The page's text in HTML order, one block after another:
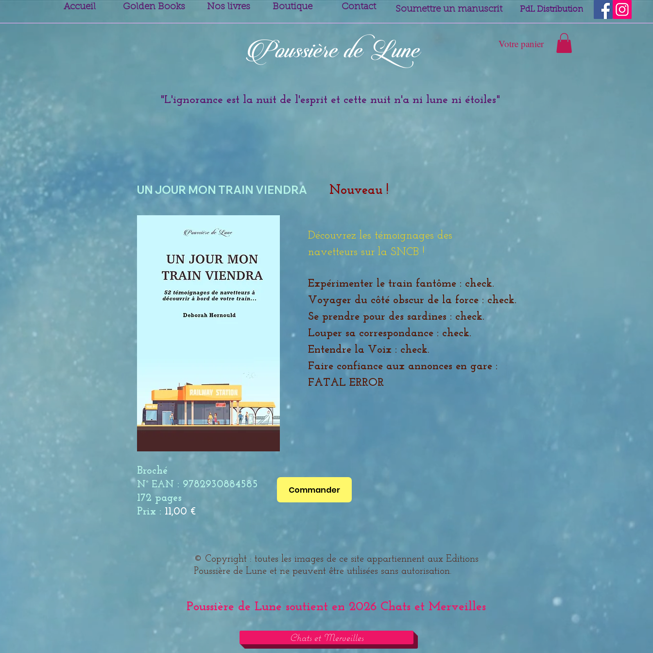
Accueil Golden Books Nos livres Boutique Contact Soumettre un manuscrit PdL Distribution
Poussière de Lune Votre panier
"L'ignorance est la nuit de l'esprit et cette nuit n'a ni lune ni étoiles"
UN JOUR MON TRAIN VIENDRA Nouveau !
Découvrez les témoignages des
navetteurs sur la SNCB !
Expérimenter le train fantôme : check.
Voyager du côté obscur de la force : check.
Se prendre pour des sardines : check.
Louper sa correspondance : check.
Entendre la Voix : check.
Faire confiance aux annonces en gare :
FATAL ERROR
Broché
N° EAN : 9782930884585
172 pages
Prix : 11,00 €
Commander
© Copyright : toutes les images de ce site appartiennent aux Editions
Poussière de Lune et ne peuvent être utilisées sans autorisation.
Poussière de Lune soutient en 2026 Chats et Merveilles
Chats et Merveilles